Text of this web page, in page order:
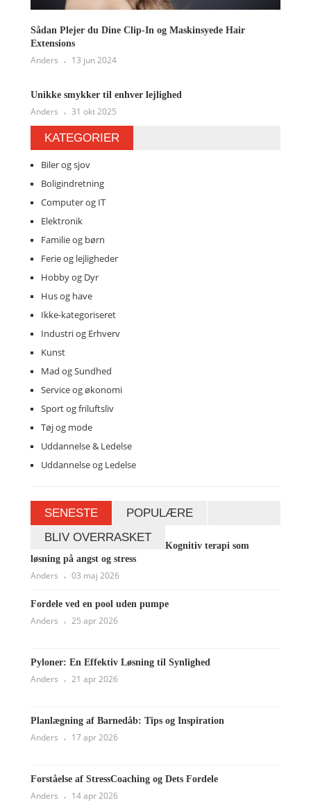
Sådan Plejer du Dine Clip-In og Maskinsyede Hair
Extensions
Anders 13 jun 2024
Unikke smykker til enhver lejlighed
Anders 31 okt 2025
KATEGORIER
Biler og sjov
Boligindretning
Computer og IT
Elektronik
Familie og børn
Ferie og lejligheder
Hobby og Dyr
Hus og have
Ikke-kategoriseret
Industri og Erhverv
Kunst
Mad og Sundhed
Service og økonomi
Sport og friluftsliv
Tøj og mode
Uddannelse & Ledelse
Uddannelse og Ledelse
SENESTE
POPULÆRE
BLIV OVERRASKET
Kognitiv terapi som
løsning på angst og stress
Anders 03 maj 2026
Fordele ved en pool uden pumpe
Anders 25 apr 2026
Pyloner: En Effektiv Løsning til Synlighed
Anders 21 apr 2026
Planlægning af Barnedåb: Tips og Inspiration
Anders 17 apr 2026
Forståelse af StressCoaching og Dets Fordele
Anders 14 apr 2026